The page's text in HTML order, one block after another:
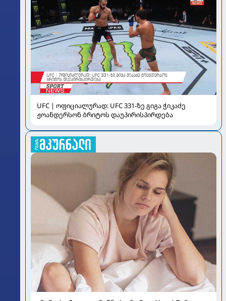
UFC | ოფიციალურად: UFC 331-ზე გიგა ჭიკაძე
ჟოანდერსონ ბრიტოს დაუპირისპირდება